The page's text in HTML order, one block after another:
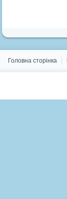
Головна сторінка